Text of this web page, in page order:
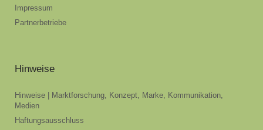
Impressum
Partnerbetriebe
Hinweise
Hinweise | Marktforschung, Konzept, Marke, Kommunikation,
Medien
Haftungsausschluss